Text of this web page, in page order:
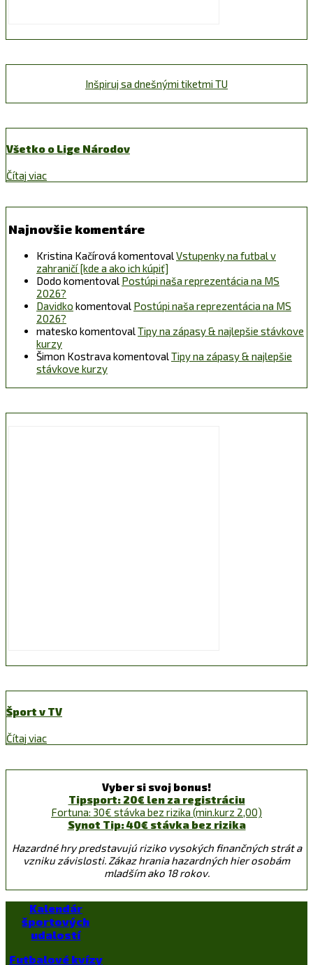
Inšpiruj sa dnešnými tiketmi TU
Všetko o Lige Národov
Čítaj viac
Najnovšie komentáre
Kristina Kačírová komentovalVstupenky na futbal v
zahraničí [kde a ako ich kúpiť]
Dodo komentoval Postúpi naša reprezentácia na MS
2026?
Davidko komentoval Postúpi naša reprezentácia na MS
2026?
matesko komentovalTipy na zápasy & najlepšie stávkove
kurzy
Šimon Kostrava komentovalTipy na zápasy & najlepšie
stávkove kurzy
Šport v TV
Čítaj viac
Vyber si svoj bonus!
Tipsport: 20€ len za registráciu
Fortuna: 30€ stávka bez rizika (min.kurz 2,00)
Synot Tip: 40€ stávka bez rizika
Hazardné hry predstavujú riziko vysokých finančných strát a
vzniku závislosti. Zákaz hrania hazardných hier osobám
mladším ako 18 rokov.
Kalendár
športových
udalostí
Futbalové kvízy